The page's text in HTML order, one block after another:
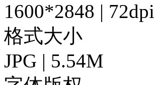
1600*2848 | 72dpi
格式大小
JPG | 5.54M